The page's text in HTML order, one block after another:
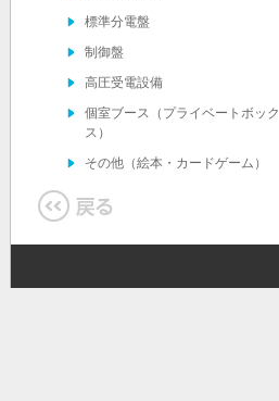
標準分電盤
制御盤
高圧受電設備
個室ブース（プライベートボック
ス）
その他（絵本・カードゲーム）